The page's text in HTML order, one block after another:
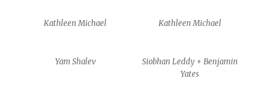
Kathleen Michael Kathleen Michael
Yam Shalev
Siobhan Leddy + Benjamin
Yates